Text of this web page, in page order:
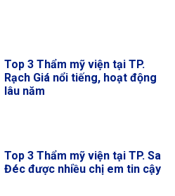
Top 3 Thẩm mỹ viện tại TP.
Rạch Giá nổi tiếng, hoạt động
lâu năm
Top 3 Thẩm mỹ viện tại TP. Sa
Đéc được nhiều chị em tin cậy